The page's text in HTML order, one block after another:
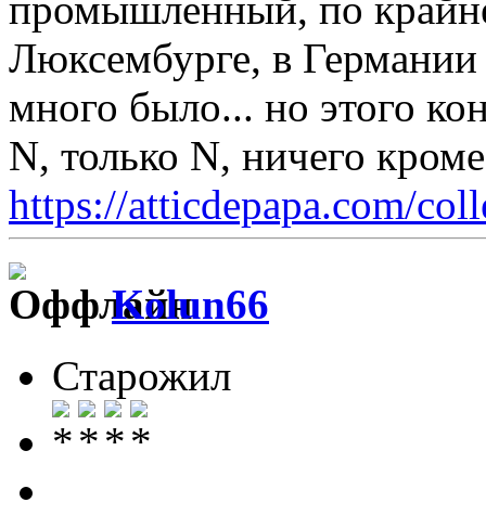
Люксембурге, в
много было... но этого
N, только N, ничего
https://atticdepapa.com/
Kolun66
Старожил